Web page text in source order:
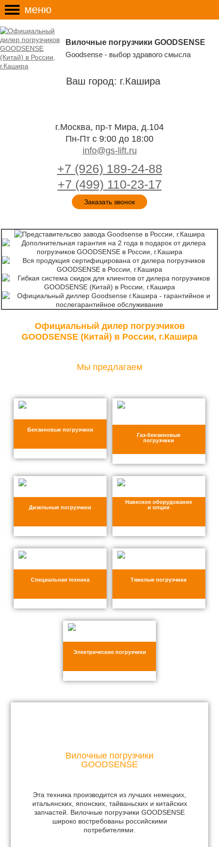
Вилочные погрузчики GOODSENSE
Goodsense - выбор здравого смысла
Ваш город: г.Кашира
г.Москва, пр-т Мира, д.104
Пн-Пт с 9:00 до 18:00
info@gs-lift.ru
+7 (926) 189-24-88
+7 (499) 110-23-17
Заказать звонок
меню
Официальный дилер погрузчиков
GOODSENSE (Китай) в России, г.Кашира
Мы предлагаем
Бензиновые погрузчики
Газ-бензиновые
погрузчики
Дизельные погрузчики
Навесное оборудование
и опции
Специальная техника Тяжелые погрузчики
Электрические погрузчики
Вилочные погрузчики
GOODSENSE
Эта техника производится из лучших немецких,
итальянских, японских, тайваньских и китайских
запчастей. Вилочные погрузчики GOODSENSE
широко востребованы российскими
потребителями.